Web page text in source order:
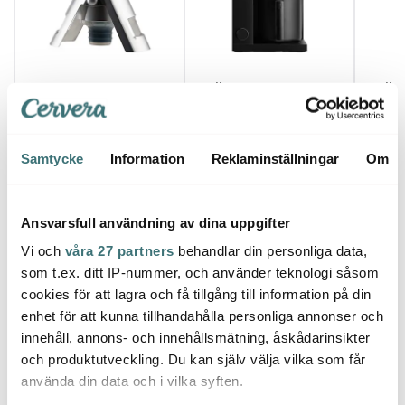
Samtycke Information Reklaminställningar Om
Ansvarsfull användning av dina uppgifter
Vi och våra 27 partners behandlar din personliga data,
som t.ex. ditt IP-nummer, och använder teknologi såsom
cookies för att lagra och få tillgång till information på din
enhet för att kunna tillhandahålla personliga annonser och
innehåll, annons- och innehållsmätning, åskådarinsikter
och produktutveckling. Du kan själv välja vilka som får
använda din data och i vilka syften.
Champagneförslutare
62 kr 89 kr
I lager
Fellow
mattsvart
3699 kr 560
Låt dig inspireras av våra kunder